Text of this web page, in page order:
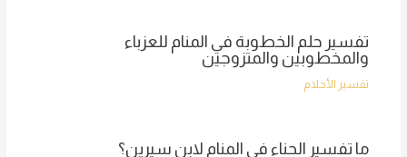
تفسير حلم الخطوبة في المنام للعزباء
والمخطوبين والمتزوجين
تفسير الأحلام
ما تفسير الحناء في المنام لابن سيرين؟